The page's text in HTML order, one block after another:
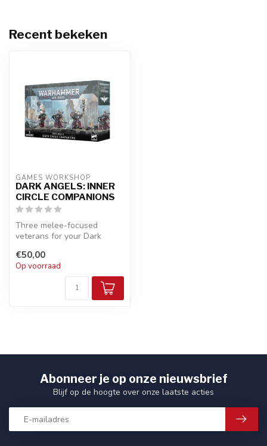
Recent bekeken
GAMES WORKSHOP
DARK ANGELS: INNER
CIRCLE COMPANIONS
Three melee-focused
veterans for your Dark
for your h...
€50,00
Op voorraad
Abonneer je op onze nieuwsbrief
Blijf op de hoogte over onze laatste acties